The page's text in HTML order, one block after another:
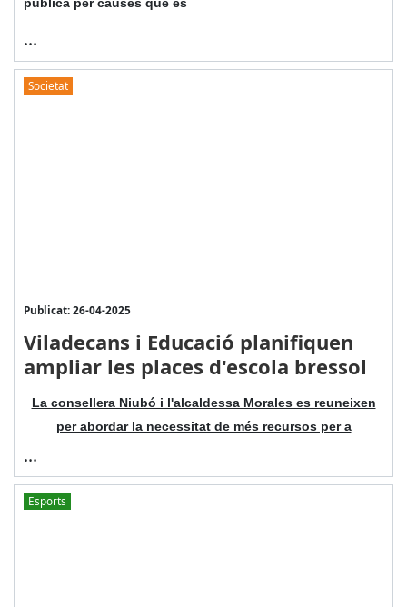
pública per causes que es
...
Societat
Publicat: 26-04-2025
Viladecans i Educació planifiquen
ampliar les places d'escola bressol
La consellera Niubó i l'alcaldessa Morales es reuneixen
per abordar la necessitat de més recursos per a
...
Esports